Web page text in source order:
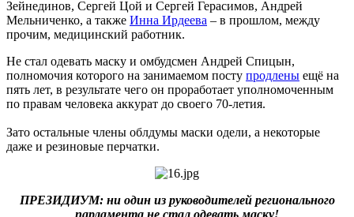
Зейнединов, Сергей Цой и Сергей Герасимов, Андрей
Мельниченко, а также Инна Ирдеева – в прошлом, между
прочим, медицинский работник.
Не стал одевать маску и омбудсмен Андрей Спицын,
полномочия которого на занимаемом посту продлены ещё на
пять лет, в результате чего он проработает уполномоченным
по правам человека аккурат до своего 70-летия.
Зато остальные члены облдумы маски одели, а некоторые
даже и резиновые перчатки.
ПРЕЗИДИУМ: ни один из руководителей регионального
парламента не стал одевать маску!